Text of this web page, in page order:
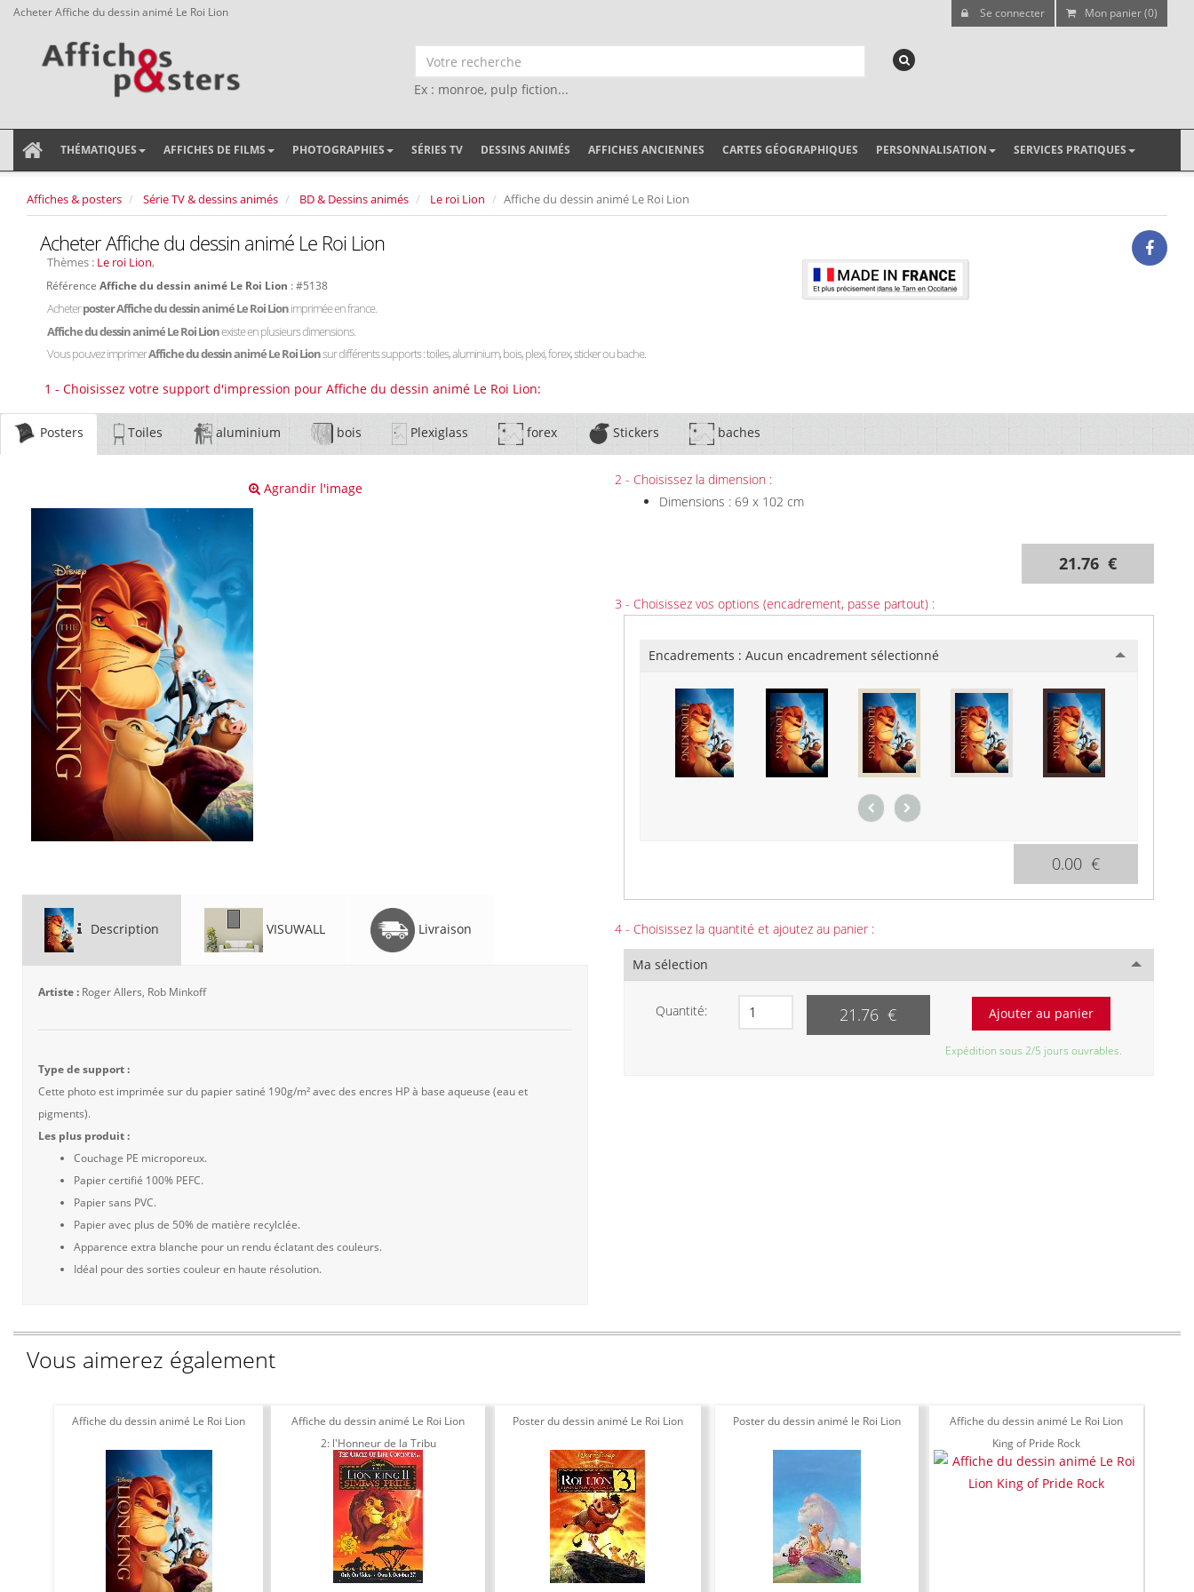
Acheter Affiche du dessin animé Le Roi Lion Se connecter Mon panier (0)
Ex : monroe, pulp fiction...
THÉMATIQUES AFFICHES DE FILMS PHOTOGRAPHIES SÉRIES TV DESSINS ANIMÉS AFFICHES ANCIENNES CARTES GÉOGRAPHIQUES PERSONNALISATION SERVICES PRATIQUES
Affiches & posters Série TV & dessins animés BD & Dessins animés Le roi Lion Affiche du dessin animé Le Roi Lion
Acheter Affiche du dessin animé Le Roi Lion
Thèmes : Le roi Lion,
Référence Affiche du dessin animé Le Roi Lion : #5138
Acheterposter Affiche du dessin animé Le Roi Lionimprimée en france.
Affiche du dessin animé Le Roi Lionexiste en plusieurs dimensions.
Vous pouvez imprimerAffiche du dessin animé Le Roi Lionsur différents supports : toiles, aluminium, bois, plexi, forex, sticker ou bache.
1 - Choisissez votre support d'impression pour Affiche du dessin animé Le Roi Lion:
Posters Toiles aluminium bois Plexiglass forex Stickers baches
Agrandir l'image
Description VISUWALL Livraison
Artiste : Roger Allers, Rob Minkoff
Type de support :
Cette photo est imprimée sur du papier satiné 190g/m² avec des encres HP à base aqueuse (eau et
pigments).
Les plus produit :
Couchage PE microporeux.
Papier certifié 100% PEFC.
Papier sans PVC.
Papier avec plus de 50% de matière recylclée.
Apparence extra blanche pour un rendu éclatant des couleurs.
Idéal pour des sorties couleur en haute résolution.
2 - Choisissez la dimension :
Dimensions : 69 x 102 cm
21.76 €
3 - Choisissez vos options (encadrement, passe partout) :
Encadrements : Aucun encadrement sélectionné
0.00 €
4 - Choisissez la quantité et ajoutez au panier :
Ma sélection
Quantité: 21.76 €
Expédition sous 2/5 jours ouvrables.
Vous aimerez également
Affiche du dessin animé Le Roi Lion
Affiche du dessin animé Le Roi Lion
2: l'Honneur de la Tribu
Poster du dessin animé Le Roi Lion Poster du dessin animé le Roi Lion
Affiche du dessin animé Le Roi Lion
King of Pride Rock